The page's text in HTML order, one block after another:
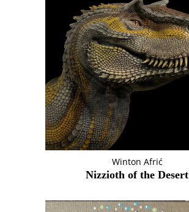
Winton Afrić
Nizzioth of the Desert